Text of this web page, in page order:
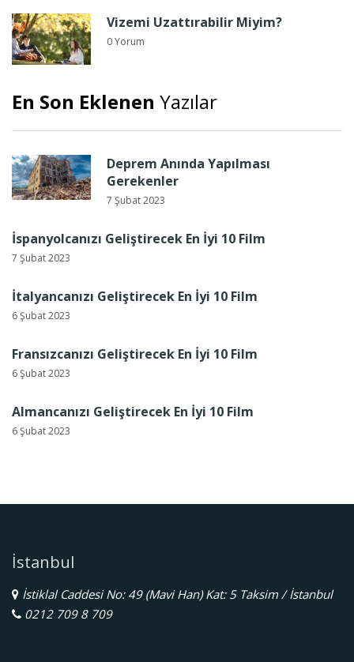
Vizemi Uzattırabilir Miyim?
0 Yorum
En Son Eklenen Yazılar
Deprem Anında Yapılması
Gerekenler
7 Şubat 2023
İspanyolcanızı Geliştirecek En İyi 10 Film
7 Şubat 2023
İtalyancanızı Geliştirecek En İyi 10 Film
6 Şubat 2023
Fransızcanızı Geliştirecek En İyi 10 Film
6 Şubat 2023
Almancanızı Geliştirecek En İyi 10 Film
6 Şubat 2023
İstanbul
İstiklal Caddesi No: 49 (Mavi Han) Kat: 5 Taksim / İstanbul
0212 709 8 709